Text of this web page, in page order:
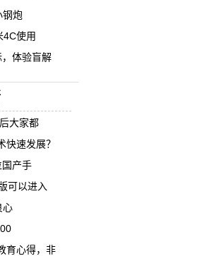
钢炮
4C使用
体验盲解
大家都
快速发展？
产手
可以进入
心
育心得，非